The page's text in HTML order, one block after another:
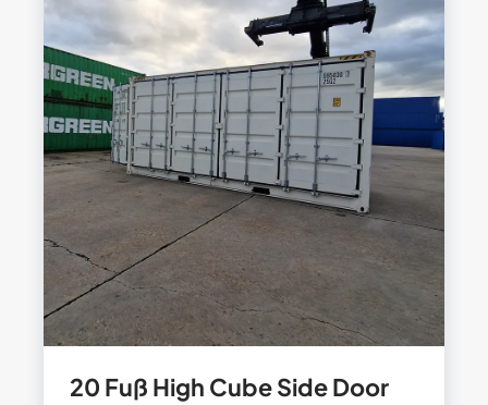
20 Fuß High Cube Side Door